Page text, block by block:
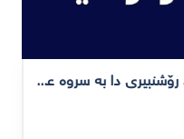
سەرۆک وەزیرانی عێراق وەزارەتی رۆشنبیری دا بە سروە عەبدولواحید تاوەکو ببێتە وەزیر بە وەکالەت، هەتا لە داهاتوودا وەزیرێک بۆ وەزارەتەکە دادەنرێت